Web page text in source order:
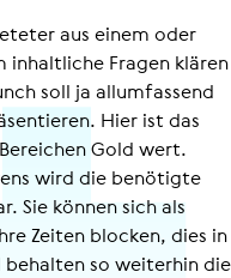
aus einem oder
inhalt­li­che Fragen klären
soll ja all­um­fas­send
Hier ist das
Gold wert.
wird die benötigte
Sie können sich als
Zeiten blocken, dies in
so weiterhin die